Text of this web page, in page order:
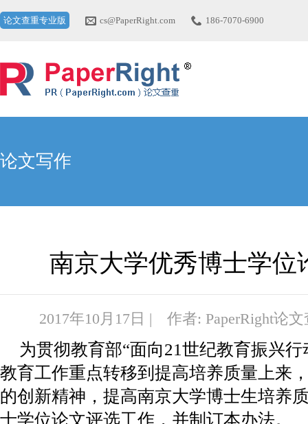
论文查重专业版 cs@PaperRight.com 186-7070-6900
论文写作
南京大学优秀博士学位
2017年10月17日 | 作者: PaperRight论
为贯彻教育部“面向21世纪教育振兴
教育工作重点转移到提高培养质量上来
的创新精神，提高南京大学博士生培养
士学位论文评选工作，并制订本办法。